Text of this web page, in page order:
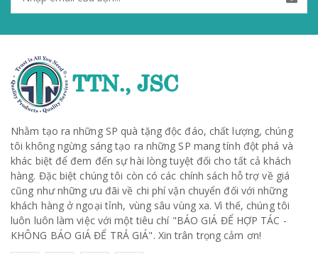
Nhằm tạo ra những SP quà tặng độc đáo, chất lượng, chúng
tôi không ngừng sáng tạo ra những SP mang tính đột phá và
khác biệt để đem đến sự hài lòng tuyệt đối cho tất cả khách
hàng. Đặc biệt chúng tôi còn có các chính sách hỗ trợ về giá
cũng như những ưu đãi về chi phí vận chuyển đối với những
khách hàng ở ngoại tỉnh, vùng sâu vùng xa. Vì thế, chúng tôi
luôn luôn làm việc với một tiêu chí "BÁO GIÁ ĐỂ HỢP TÁC -
KHÔNG BÁO GIÁ ĐỂ TRẢ GIÁ". Xin trân trọng cảm ơn!